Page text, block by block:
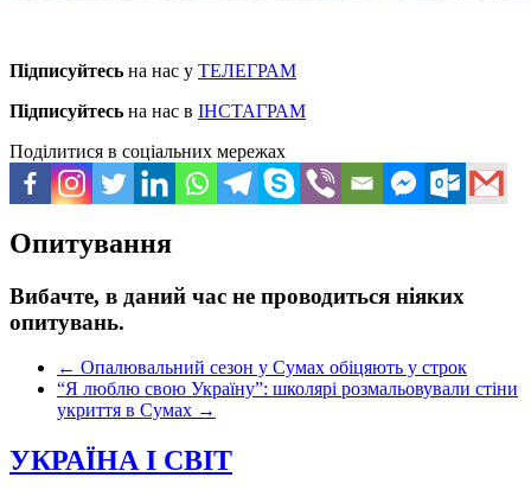
Підписуйтесь на нас у ТЕЛЕГРАМ
Підписуйтесь на нас в ІНСТАГРАМ
Поділитися в соціальних мережах
Опитування
Вибачте, в даний час не проводиться ніяких
опитувань.
← Опалювальний сезон у Сумах обіцяють у строк
“Я люблю свою Україну”: школярі розмальовували стіни
укриття в Сумах →
УКРАЇНА І СВІТ